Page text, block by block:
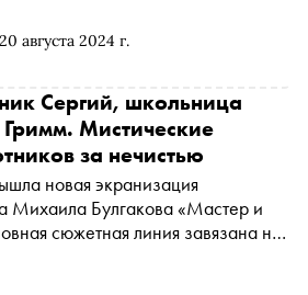
20 августа 2024 г.
Сергий, школьница
Мистические
за нечистью
Михаила Булгакова «Мастер и
сюжетная линия завязана на
подборку самых известных